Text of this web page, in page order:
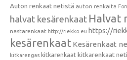
Auton renkaat netistä auton renkaita
halvat kesärenkaat Halvat
nastarenkaat http://riekko.eu https://
kesärenkaat Kesärenkaat
kitkarengas kitkarenkaat kitkarenkaat